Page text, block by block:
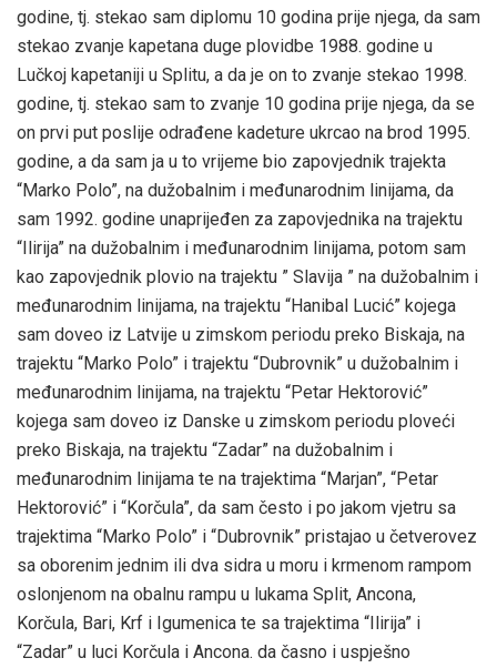
godine, tj. stekao sam diplomu 10 godina prije njega, da sam
stekao zvanje kapetana duge plovidbe 1988. godine u
Lučkoj kapetaniji u Splitu, a da je on to zvanje stekao 1998.
godine, tj. stekao sam to zvanje 10 godina prije njega, da se
on prvi put poslije odrađene kadeture ukrcao na brod 1995.
godine, a da sam ja u to vrijeme bio zapovjednik trajekta
“Marko Polo”, na dužobalnim i međunarodnim linijama, da
sam 1992. godine unaprijeđen za zapovjednika na trajektu
“Ilirija” na dužobalnim i međunarodnim linijama, potom sam
kao zapovjednik plovio na trajektu ” Slavija ” na dužobalnim i
međunarodnim linijama, na trajektu “Hanibal Lucić” kojega
sam doveo iz Latvije u zimskom periodu preko Biskaja, na
trajektu “Marko Polo” i trajektu “Dubrovnik” u dužobalnim i
međunarodnim linijama, na trajektu “Petar Hektorović”
kojega sam doveo iz Danske u zimskom periodu ploveći
preko Biskaja, na trajektu “Zadar” na dužobalnim i
međunarodnim linijama te na trajektima “Marjan”, “Petar
Hektorović” i “Korčula”, da sam često i po jakom vjetru sa
trajektima “Marko Polo” i “Dubrovnik” pristajao u četverovez
sa oborenim jednim ili dva sidra u moru i krmenom rampom
oslonjenom na obalnu rampu u lukama Split, Ancona,
Korčula, Bari, Krf i Igumenica te sa trajektima “Ilirija” i
“Zadar” u luci Korčula i Ancona. da časno i uspješno